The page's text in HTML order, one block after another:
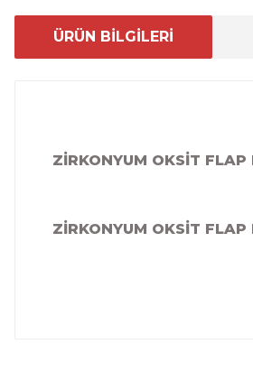
ÜRÜN BİLGİLERİ
ZİRKONYUM OKSİT
ZİRKONYUM OKSİT